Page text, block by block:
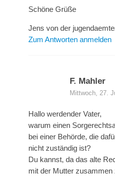
Schöne Grüße
Jens von der
Zum Antworten anmelden
F. Mahler
Mittwoch, 27.
Hallo werdender Vater,
warum einen
bei einer Behörde, die
nicht zuständig ist?
Du kannst, da das alte
mit der Mutter zusammen